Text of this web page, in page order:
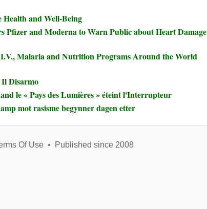
and Well-Being
Pfizer and Moderna to Warn Public about Heart Damage
Malaria and Nutrition Programs Around the World
Disarmo
le « Pays des Lumières » éteint l'Interrupteur
mot rasisme begynner dagen etter
Of Use• Published since 2008